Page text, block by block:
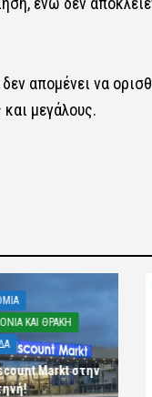
απομένει να
μεγάλους.
ΚΑΙ ΘΡΑΚΗ
Markt στην